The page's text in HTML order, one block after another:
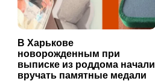
В Харькове
новорожденным при
выписке из роддома начали
вручать памятные медали